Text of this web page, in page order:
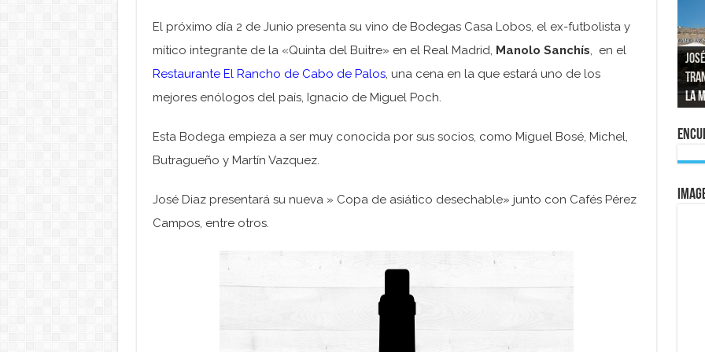
El próximo día 2 de Junio presenta su vino de Bodegas Casa Lobos, el ex-futbolista y
mítico integrante de la «Quinta del Buitre» en el Real Madrid, Manolo Sanchís, en el
Restaurante El Rancho de Cabo de Palos, una cena en la que estará uno de los
mejores enólogos del país, Ignacio de Miguel Poch.
Esta Bodega empieza a ser muy conocida por sus socios, como Miguel Bosé, Michel,
Butragueño y Martín Vazquez.
José Diaz presentará su nueva » Copa de asiático desechable» junto con Cafés Pérez
Campos, entre otros.
La
La
El
al